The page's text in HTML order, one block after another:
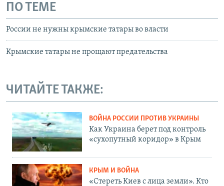
ПО ТЕМЕ
России не нужны крымские татары во власти
Крымские татары не прощают предательства
ЧИТАЙТЕ ТАКЖЕ:
ВОЙНА РОССИИ ПРОТИВ УКРАИНЫ
Как Украина берет под контроль
«сухопутный коридор» в Крым
КРЫМ И ВОЙНА
«Стереть Киев с лица земли». Кто